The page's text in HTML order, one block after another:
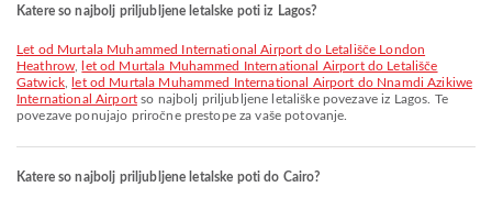
Katere so najbolj priljubljene letalske poti iz Lagos?
let od Murtala Muhammed International Airport do Letališče London
Heathrow
let od Murtala Muhammed International Airport do Letališče
Gatwick,
let od Murtala Muhammed International Airport do Nnamdi Azikiwe
International Airportso najbolj priljubljene letališke povezave iz Lagos. Te
povezave ponujajo priročne prestope za vaše potovanje.
Katere so najbolj priljubljene letalske poti do Cairo?